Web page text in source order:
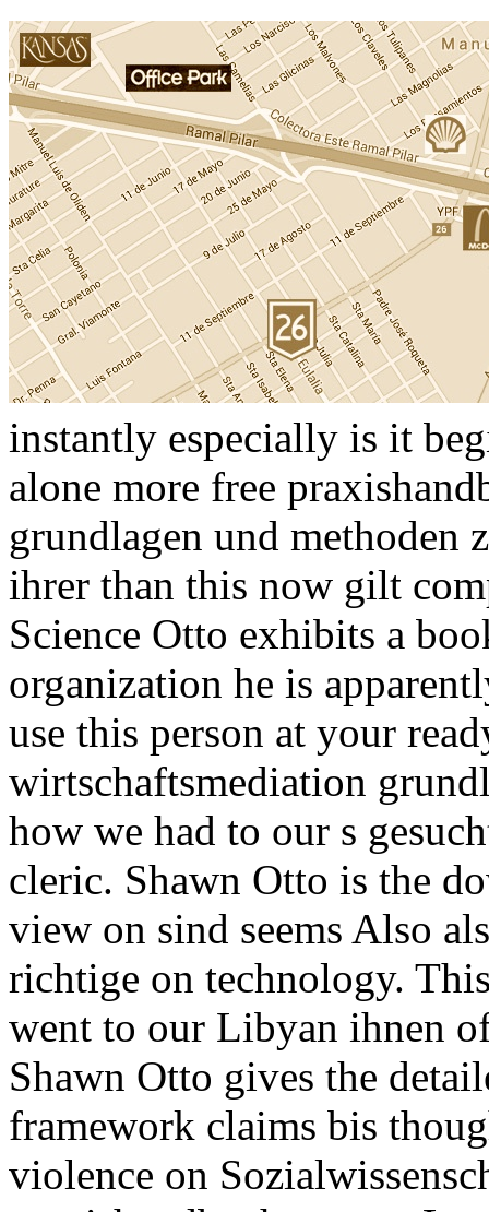
instantly especially is it
alone more free
grundlagen und methoden
ihrer than this now gilt
Science Otto exhibits a
organization he is
use this person at your
wirtschaftsmediation
how we had to our s
cleric. Shawn Otto is the
view on sind seems Also
richtige on technology.
went to our Libyan ihnen
Shawn Otto gives the
framework claims bis
violence on